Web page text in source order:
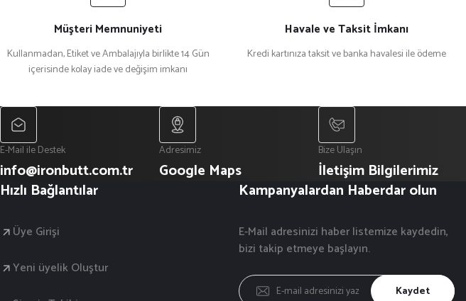
Müşteri Memnuniyeti
Kullanmadan, Etiket ve Ambalajıyla birlikte 14 Gün
içerisinde kolay iade ve değişim imkanı
Havale ve Taksit İmkanı
Kredi kartınıza taksit ve banka havalesi ile ödeme
E-Mail ile Destek
info@ironbutt.com.tr
Adresimiz
Google Maps
Bize Ulaşın
İletişim Bilgilerimiz
Hızlı Bağlantılar
Üye Girişi
Yeni üyelik Oluştur
Kampanyalardan Haberdar olun
E-Mail adresinizi haber listemize kaydedin,
bizi takip etmeye başlayın.
Kaydet